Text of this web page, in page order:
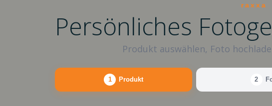
raxxa
Persönliches
Produkt auswählen, Foto
1 Produkt 2